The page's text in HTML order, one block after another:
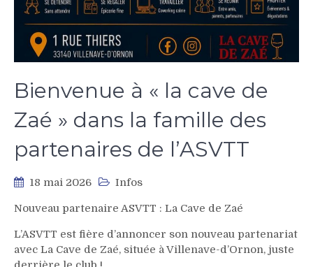
Bienvenue à « la cave de
Zaé » dans la famille des
partenaires de l’ASVTT
18 mai 2026 Infos
Nouveau partenaire ASVTT : La Cave de Zaé
L’ASVTT est fière d’annoncer son nouveau partenariat
avec La Cave de Zaé, située à Villenave-d’Ornon, juste